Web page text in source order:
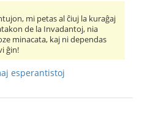
mi petas al ĉiuj la kuraĝaj
de la Invadantoj, nia
minacata, kaj ni dependas
ĝin!
esperantistoj